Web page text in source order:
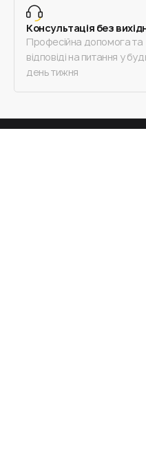
Консультація без
Професійна допомога та
відповіді на питання у
день тижня